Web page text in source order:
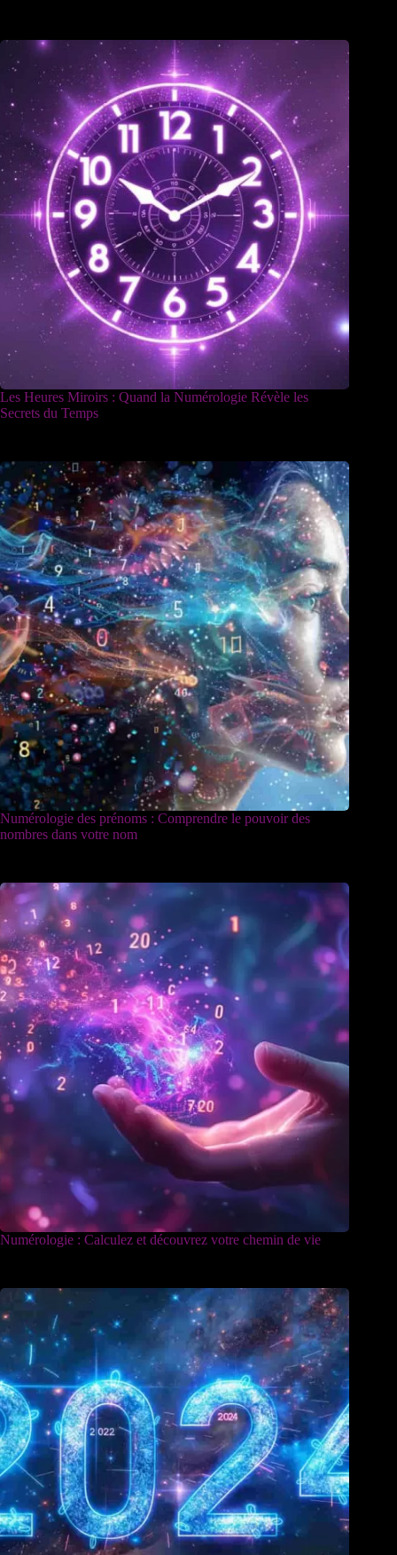
Les Heures Miroirs : Quand la Numérologie Révèle les
Secrets du Temps
Numérologie des prénoms : Comprendre le pouvoir des
nombres dans votre nom
Numérologie : Calculez et découvrez votre chemin de vie